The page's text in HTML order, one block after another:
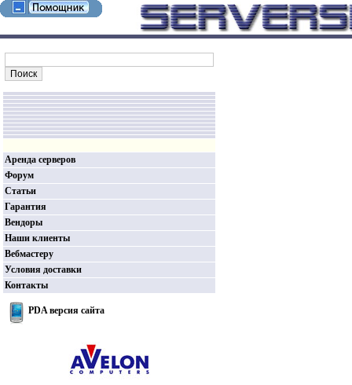
Аренда серверов
Форум
Статьи
Гарантия
Вендоры
Наши клиенты
Вебмастеру
Условия доставки
Контакты
PDA версия сайта